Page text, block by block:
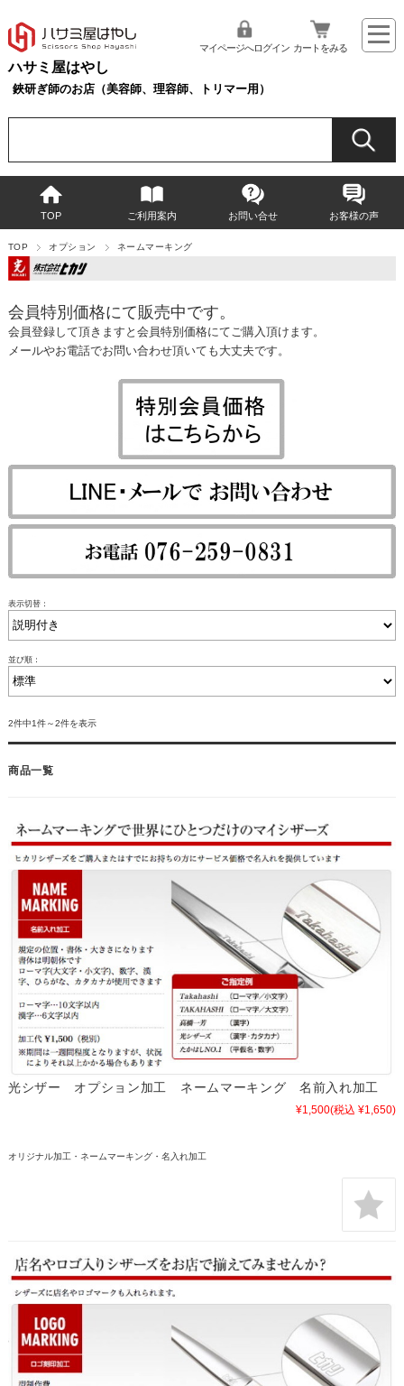
ハサミ屋はやし
鋏研ぎ師のお店（美容師、理容師、トリマー用）
マイページへログイン カートをみる
TOP ご利用案内 お問い合せ お客様の声
TOP オプション ネームマーキング
会員特別価格にて販売中です。
会員登録して頂きますと会員特別価格にてご購入頂けます。
メールやお電話でお問い合わせ頂いても大丈夫です。
表示切替：
並び順：
2件中1件～2件を表示
商品一覧
光シザー オプション加工 ネームマーキング 名前入れ加工
¥1,500(税込 ¥1,650)
オリジナル加工・ネームマーキング・名入れ加工